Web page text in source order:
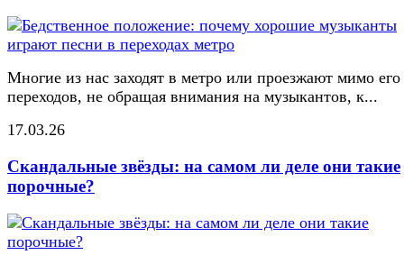
Многие из нас заходят в метро или проезжают мимо его
переходов, не обращая внимания на музыкантов, к...
17.03.26
Скандальные звёзды: на самом ли деле они такие
порочные?